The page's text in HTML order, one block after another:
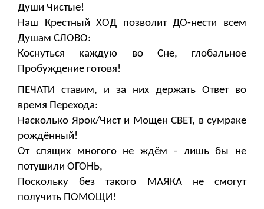
Души Чистые!
Наш Крестный ХОД позволит ДО-нести всем
Душам СЛОВО:
Коснуться каждую во Сне, глобальное
Пробуждение готовя!
ПЕЧАТИ ставим, и за них держать Ответ во
время Перехода:
Насколько Ярок/Чист и Мощен СВЕТ, в сумраке
рождённый!
От спящих многого не ждём - лишь бы не
потушили ОГОНЬ,
Поскольку без такого МАЯКА не смогут
получить ПОМОЩИ!